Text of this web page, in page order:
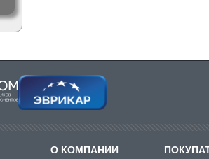
О КОМПАНИИ